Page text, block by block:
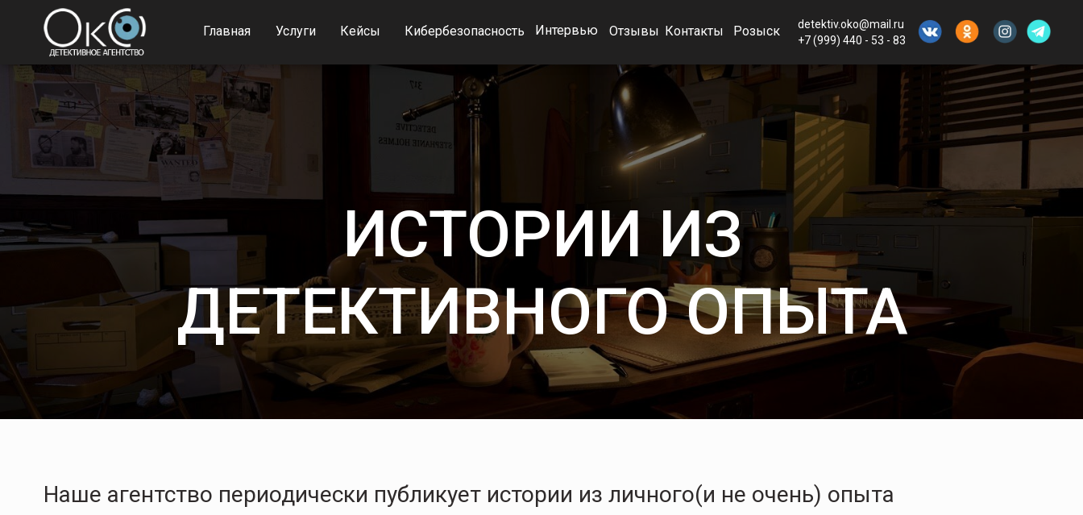
Главная Услуги Кейсы Кибербезопасность Интервью Отзывы Контакты Розыск
detektiv.oko@mail.ru
+7 (999) 440 - 53 - 83
ИСТОРИИ ИЗ
ДЕТЕКТИВНОГО ОПЫТА
Наше агентство периодически публикует истории из личного(и не очень) опыта